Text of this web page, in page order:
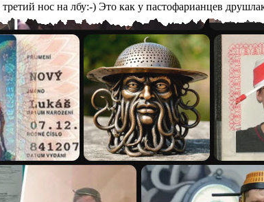
нос на лбу:-) Это как у пастофарианцев